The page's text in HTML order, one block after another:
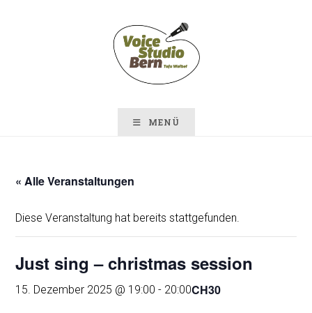
MENÜ
« Alle Veranstaltungen
Diese Veranstaltung hat bereits stattgefunden.
Just sing – christmas session
15. Dezember 2025 @ 19:00 - 20:00CH30